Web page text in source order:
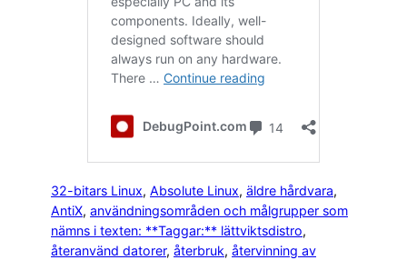
32-bitars Linux, Absolute Linux, äldre hårdvara
AntiX, användningsområden och målgrupper som
nämns i texten: **Taggar:** lättviktsdistro
återanvänd datorer, återbruk, återvinning av